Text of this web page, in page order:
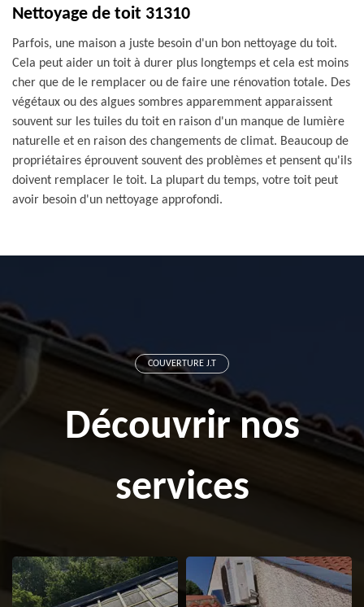
Nettoyage de toit 31310
Parfois, une maison a juste besoin d'un bon nettoyage du toit.
Cela peut aider un toit à durer plus longtemps et cela est moins
cher que de le remplacer ou de faire une rénovation totale. Des
végétaux ou des algues sombres apparemment apparaissent
souvent sur les tuiles du toit en raison d'un manque de lumière
naturelle et en raison des changements de climat. Beaucoup de
propriétaires éprouvent souvent des problèmes et pensent qu'ils
doivent remplacer le toit. La plupart du temps, votre toit peut
avoir besoin d'un nettoyage approfondi.
COUVERTURE J.T
Découvrir nos
services